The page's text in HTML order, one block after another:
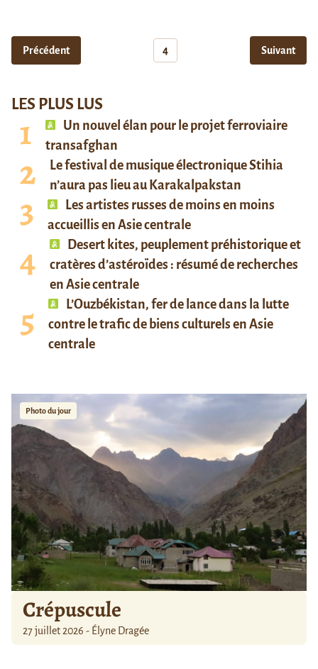
Précédent 4 Suivant
LES PLUS LUS
Un nouvel élan pour le projet ferroviaire
transafghan
Le festival de musique électronique Stihia
n’aura pas lieu au Karakalpakstan
Les artistes russes de moins en moins
accueillis en Asie centrale
Desert kites, peuplement préhistorique et
cratères d’astéroïdes : résumé de recherches
en Asie centrale
L’Ouzbékistan, fer de lance dans la lutte
contre le trafic de biens culturels en Asie
centrale
Photo du jour
Crépuscule
27 juillet 2026 - Élyne Dragée